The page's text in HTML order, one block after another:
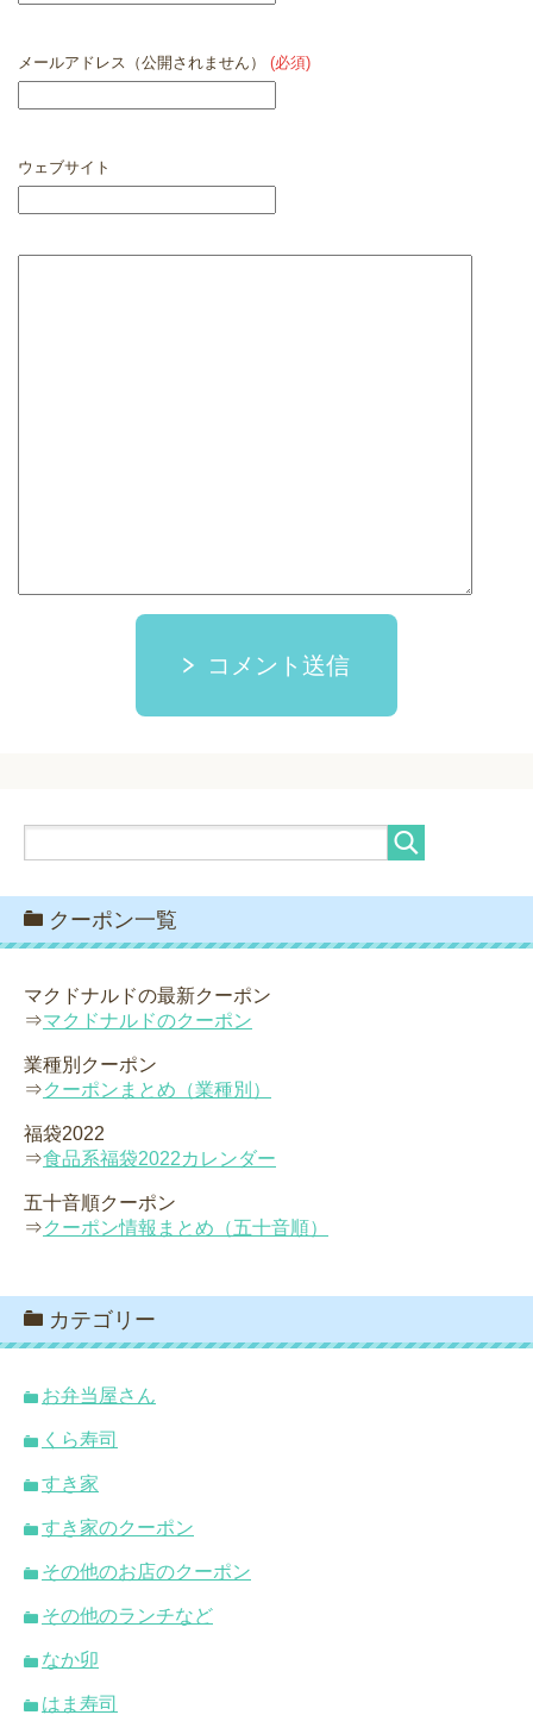
メールアドレス（公開されません） (必須)
ウェブサイト
コメント送信
クーポン一覧
マクドナルドの最新クーポン
⇒マクドナルドのクーポン
業種別クーポン
⇒クーポンまとめ（業種別）
福袋2022
⇒食品系福袋2022カレンダー
五十音順クーポン
⇒クーポン情報まとめ（五十音順）
カテゴリー
お弁当屋さん
くら寿司
すき家
すき家のクーポン
その他のお店のクーポン
その他のランチなど
なか卯
はま寿司